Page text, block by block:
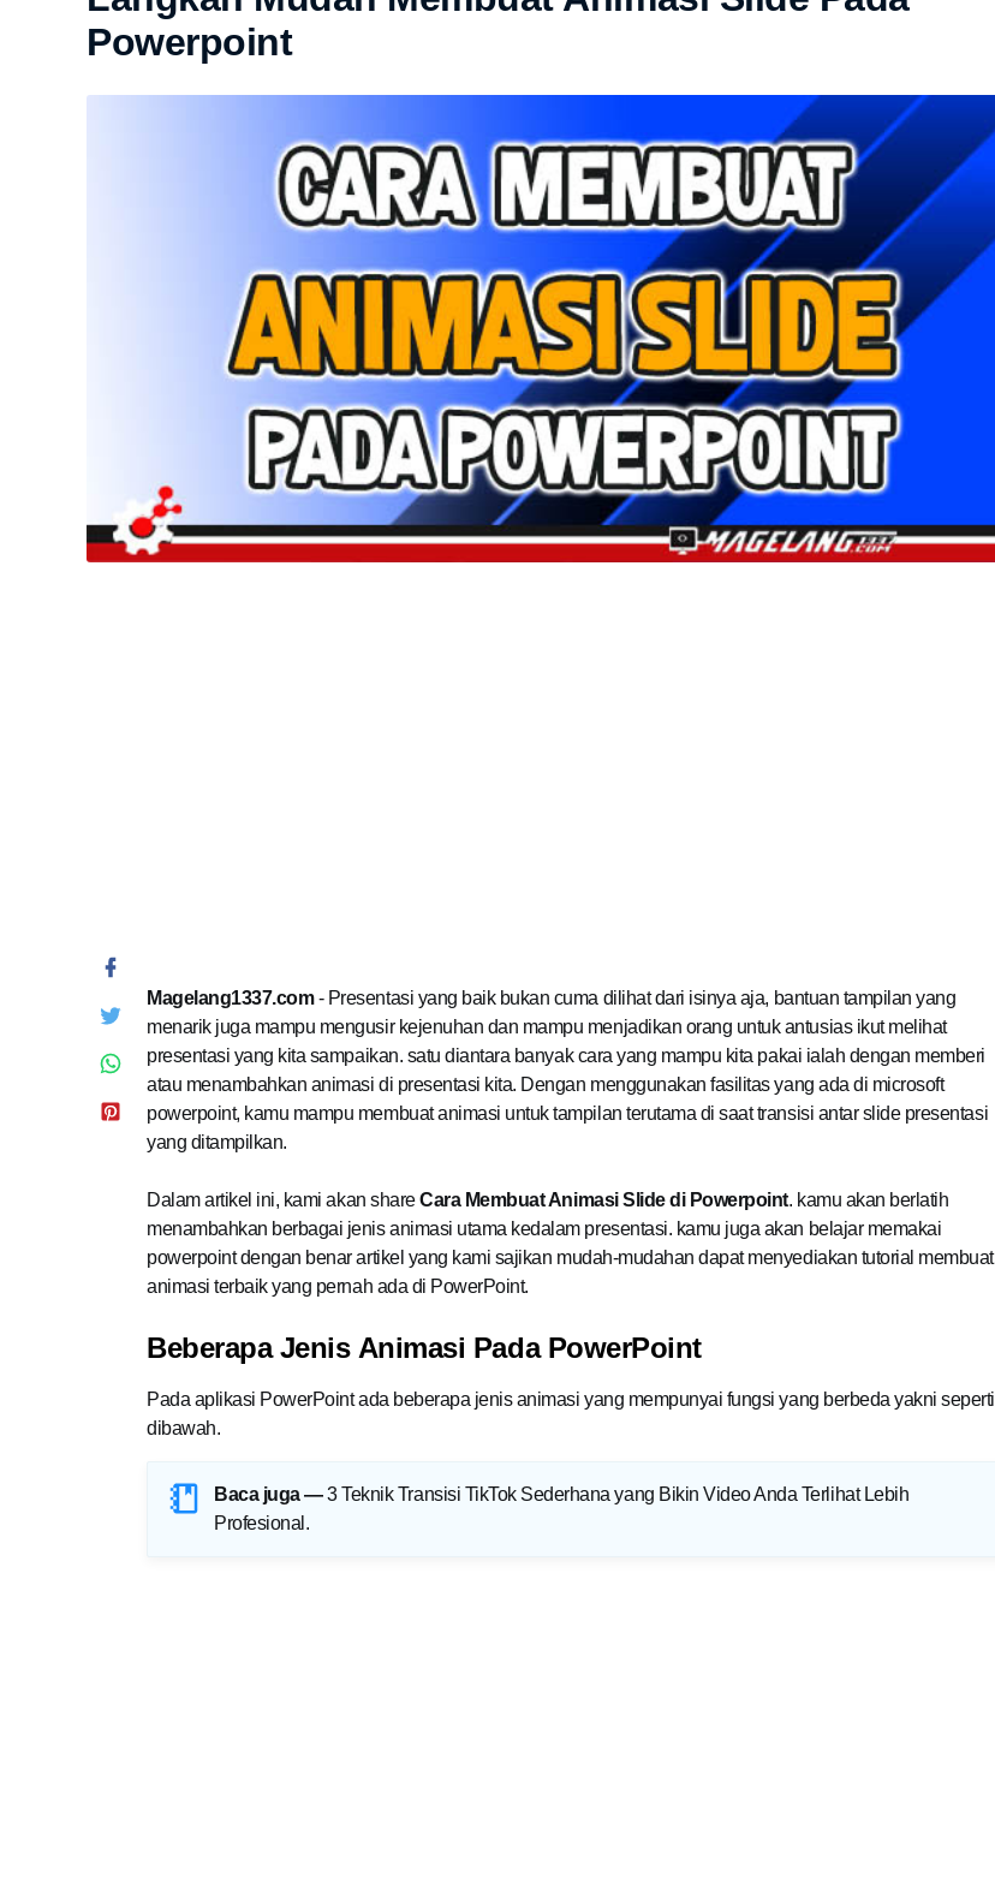
Powerpoint
Magelang1337.com- Presentasi yang baik bukan cuma dilihat dari isinya aja, bantuan tampilan yang
menarik juga mampu mengusir kejenuhan dan mampu menjadikan orang untuk antusias ikut melihat
presentasi yang kita sampaikan. satu diantara banyak cara yang mampu kita pakai ialah dengan memberi
atau menambahkan animasi di presentasi kita. Dengan menggunakan fasilitas yang ada di microsoft
powerpoint, kamu mampu membuat animasi untuk tampilan terutama di saat transisi antar slide presentasi
yang ditampilkan.
Dalam artikel ini, kami akan shareCara Membuat Animasi Slide di Powerpoint. kamu akan berlatih
menambahkan berbagai jenis animasi utama kedalam presentasi. kamu juga akan belajar memakai
powerpoint dengan benar artikel yang kami sajikan mudah-mudahan dapat menyediakan tutorial membuat
animasi terbaik yang pernah ada di PowerPoint.
Beberapa Jenis Animasi Pada PowerPoint
Pada aplikasi PowerPoint ada beberapa jenis animasi yang mempunyai fungsi yang berbeda yakni seperti
dibawah.
Baca juga — 3 Teknik Transisi TikTok Sederhana yang Bikin Video Anda Terlihat Lebih
Profesional .